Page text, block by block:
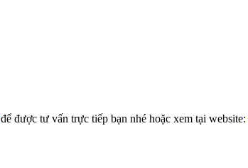
để được tư vấn trực tiếp bạn nhé hoặc xem tại website: